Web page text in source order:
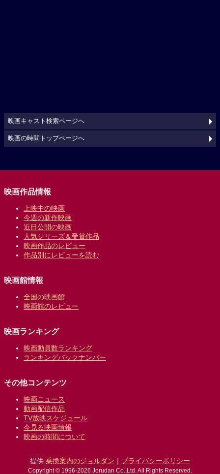
映画キャスト検索ページへ
映画の時間トップページへ
映画作品情報
上映中の映画
今週の新作映画
近日公開の映画
人気シリーズ＆受賞作品
映画作品のレビュー
作品別にレビューを読む
映画館情報
全国の映画館
映画館のレビュー
映画ランキング
映画動員数ランキング
ランキングバックナンバー
その他コンテンツ
映画ニュース
動画配信作品
TV放映スケジュール
今見る映画情報
映画の時間について
提供:乗換案内のジョルダン ｜ プライバシーポリシー
Copyright © 1996-2026 Jorudan Co.,Ltd. All Rights Reserved.